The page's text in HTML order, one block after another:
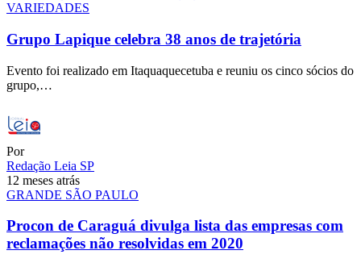
VARIEDADES
Grupo Lapique celebra 38 anos de trajetória
Evento foi realizado em Itaquaquecetuba e reuniu os cinco sócios do
grupo,…
Por
Redação Leia SP
12 meses atrás
GRANDE SÃO PAULO
Procon de Caraguá divulga lista das empresas com
reclamações não resolvidas em 2020